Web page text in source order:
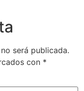
será publicada.
con *